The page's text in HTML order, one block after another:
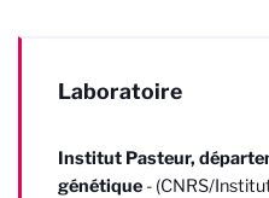
Laboratoire
Institut Pasteur,
génétique - (CNRS/